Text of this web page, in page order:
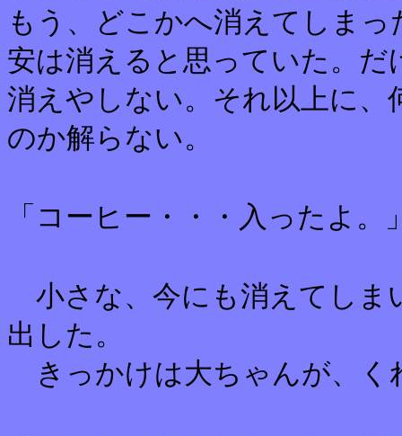
もう、どこかへ消えてしま
安は消えると思っていた。
消えやしない。それ以上に
のか解らない。
「コーヒー・・・入ったよ。
小さな、今にも消えてしま
出した。
きっかけは大ちゃんが、く